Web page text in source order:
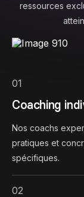
ressources
01
Coaching
Nos coachs
pratiques et
spécifiques.
02